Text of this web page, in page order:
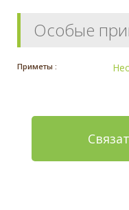
Особые
Приметы :